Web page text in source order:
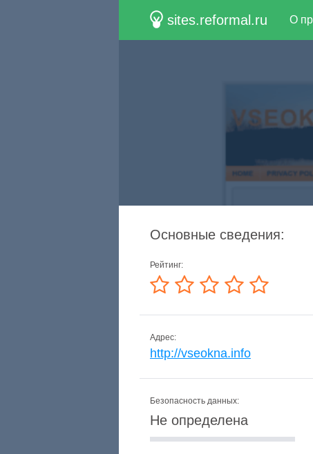
sites.reformal.ru О
Основные сведения:
Рейтинг:
Адрес:
http://vseokna.info
Безопасность данных:
Не определена